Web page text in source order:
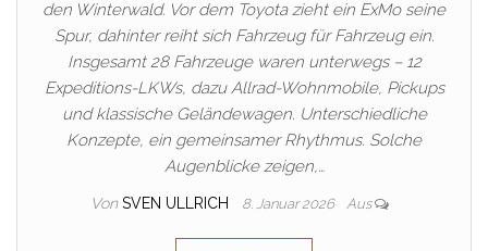
den Winterwald. Vor dem Toyota zieht ein ExMo seine
Spur, dahinter reiht sich Fahrzeug für Fahrzeug ein.
Insgesamt 28 Fahrzeuge waren unterwegs – 12
Expeditions-LKWs, dazu Allrad-Wohnmobile, Pickups
und klassische Geländewagen. Unterschiedliche
Konzepte, ein gemeinsamer Rhythmus. Solche
Augenblicke zeigen,…
Von SVEN ULLRICH 8. Januar 2026 Aus